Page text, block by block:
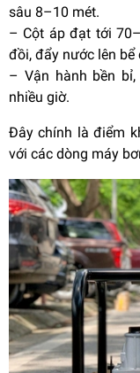
sâu 8–10 mét.
– Cột áp đạt tới
đồi, đẩy nước lên
– Vận hành bền
nhiều giờ.
Đây chính là điểm
với các dòng máy